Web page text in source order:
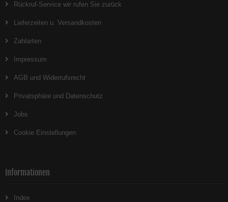
Rückruf-Service wir rufen Sie zurück
Lieferzeiten u. Versandkosten
Zahlarten
Impressum
AGB und Widerrufsrecht
Privatsphäre und Datenschutz
Jobs
Cookie Einstellungen
Informationen
Index